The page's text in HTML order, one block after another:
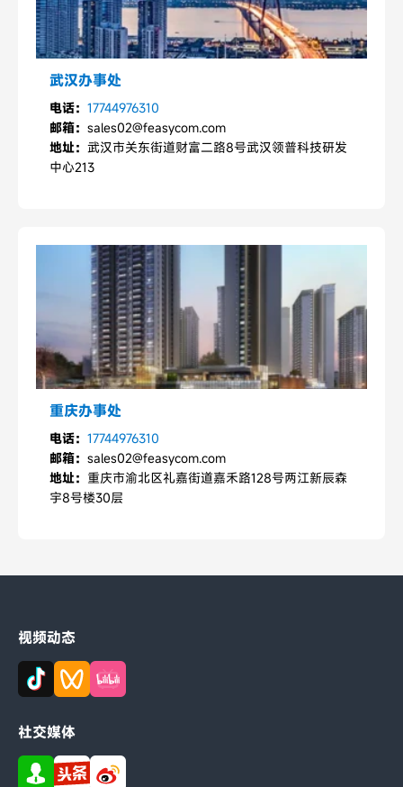
武汉办事处
电话： 17744976310
邮箱： sales02@feasycom.com
地址： 武汉市关东街道财富二路8号武汉领普科技研发
中心213
重庆办事处
电话： 17744976310
邮箱： sales02@feasycom.com
地址： 重庆市渝北区礼嘉街道嘉禾路128号两江新辰森
宇8号楼30层
视频动态
社交媒体